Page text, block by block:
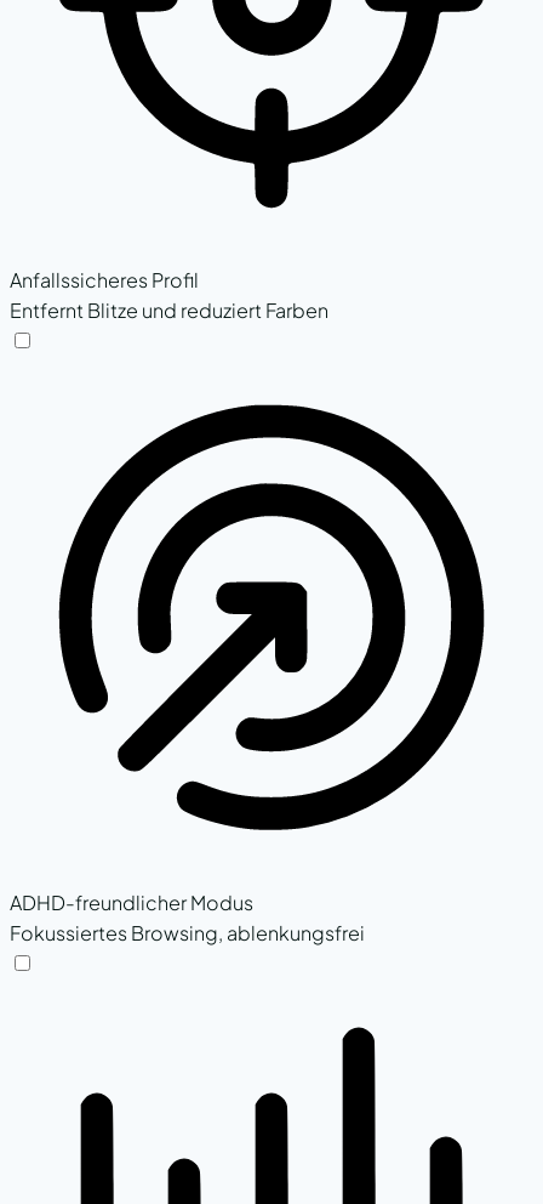
Anfallssicheres Profil
Entfernt Blitze und reduziert Farben
ADHD-freundlicher Modus
Fokussiertes Browsing, ablenkungsfrei